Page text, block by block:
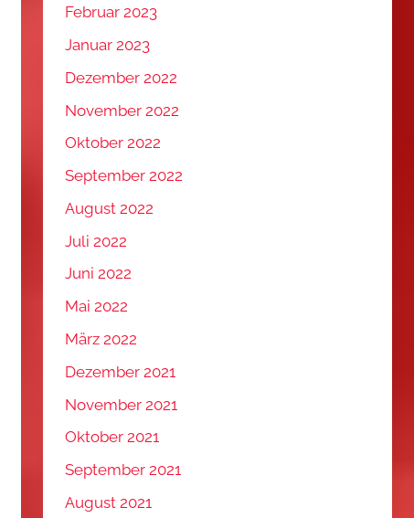
Februar 2023
Januar 2023
Dezember 2022
November 2022
Oktober 2022
September 2022
August 2022
Juli 2022
Juni 2022
Mai 2022
März 2022
Dezember 2021
November 2021
Oktober 2021
September 2021
August 2021